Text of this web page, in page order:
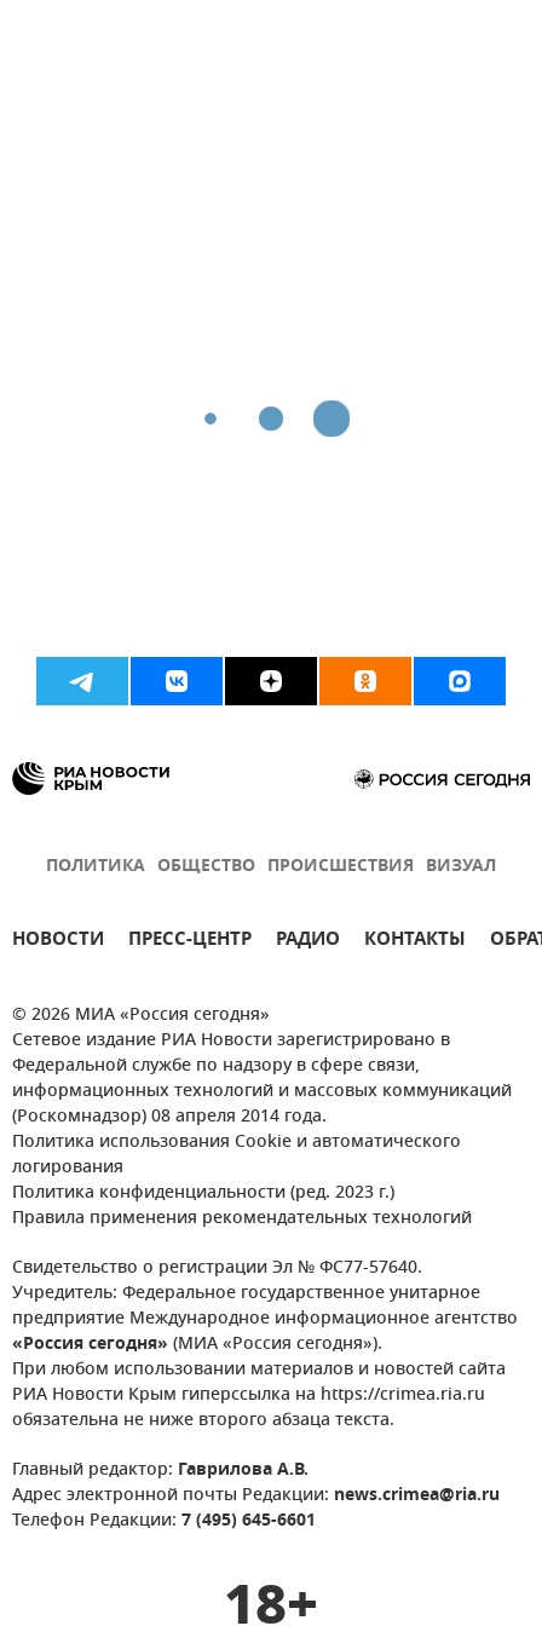
ПОЛИТИКА ОБЩЕСТВО ПРОИСШЕСТВИЯ ВИЗУАЛ
НОВОСТИ ПРЕСС-ЦЕНТР РАДИО КОНТАКТЫ
© 2026 МИА «Россия сегодня»
Сетевое издание РИА Новости зарегистрировано в
Федеральной службе по надзору в сфере связи,
информационных технологий и массовых коммуникаций
(Роскомнадзор) 08 апреля 2014 года.
Политика использования Cookie и автоматического
логирования
Политика конфиденциальности (ред. 2023 г.)
Правила применения рекомендательных технологий
Свидетельство о регистрации Эл № ФС77-57640.
Учредитель: Федеральное государственное унитарное
предприятие Международное информационное агентство
«Россия сегодня» (МИА «Россия сегодня»).
При любом использовании материалов и новостей сайта
РИА Новости Крым гиперссылка на https://crimea.ria.ru
обязательна не ниже второго абзаца текста.
Главный редактор: Гаврилова А.В.
Адрес электронной почты Редакции: news.crimea@ria.ru
Телефон Редакции: 7 (495) 645-6601